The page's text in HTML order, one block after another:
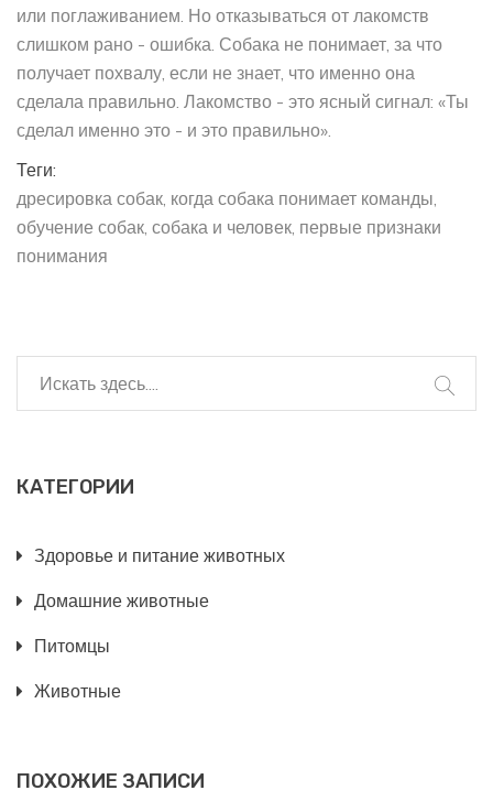
или поглаживанием. Но отказываться от лакомств
слишком рано - ошибка. Собака не понимает, за что
получает похвалу, если не знает, что именно она
сделала правильно. Лакомство - это ясный сигнал: «Ты
сделал именно это - и это правильно».
Теги:
дресировка собак когда собака понимает команды
обучение собак собака и человек первые признаки
понимания
КАТЕГОРИИ
Здоровье и питание животных
Домашние животные
Питомцы
Животные
ПОХОЖИЕ ЗАПИСИ